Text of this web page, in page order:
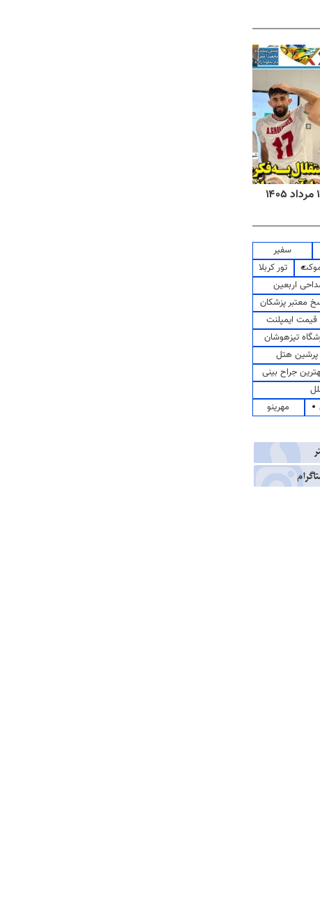
سفیر
تور کربلا
اربعین
معتبر پزشکان
قیمت ایمپلنت
تیزهوشان
پرشین هتل
جراح بینی
مهرینو